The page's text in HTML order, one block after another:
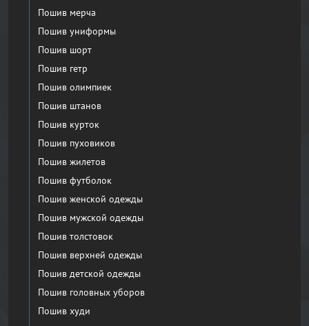
Пошив мерча
Пошив униформы
Пошив шорт
Пошив гетр
Пошив олимпиек
Пошив штанов
Пошив курток
Пошив пуховиков
Пошив жилетов
Пошив футболок
Пошив женской одежды
Пошив мужской одежды
Пошив толстовок
Пошив верхней одежды
Пошив детской одежды
Пошив головных уборов
Пошив худи